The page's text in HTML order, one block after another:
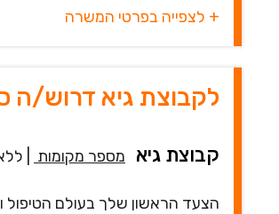
+ לצפייה בפרטי המשרה
לקבוצת גיא דרוש/ה
קבוצת גיא מספר מקומות
הצעד הראשון שלך בעולם הטיפול